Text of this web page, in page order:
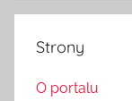
Strony
O portalu